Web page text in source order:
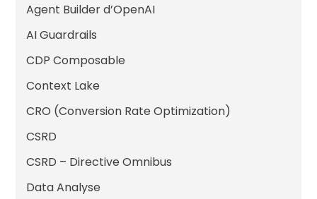
Agent Builder d’OpenAI
AI Guardrails
CDP Composable
Context Lake
CRO (Conversion Rate Optimization)
CSRD
CSRD – Directive Omnibus
Data Analyse